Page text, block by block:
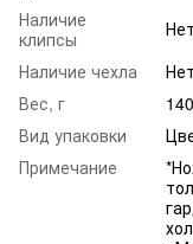
Наличие
клипсы
Нет
Наличие чехла
Нет
Вес, г
140
Вид упаковки
Примечание